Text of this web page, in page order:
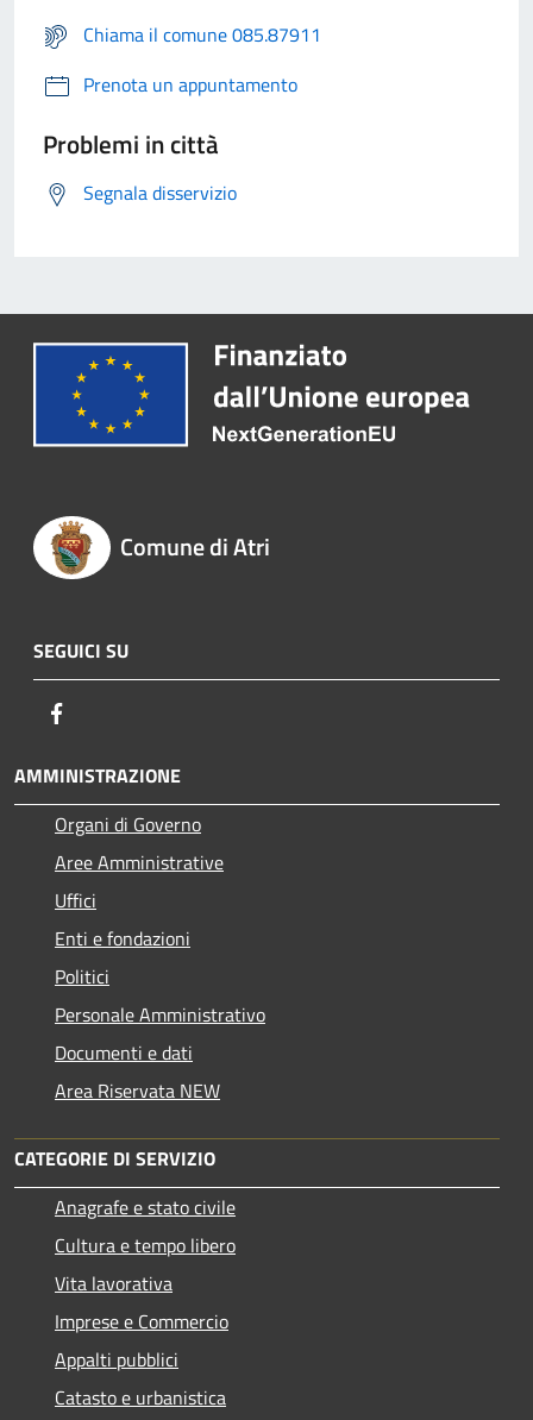
Chiama il comune 085.87911
Prenota un appuntamento
Problemi in città
Segnala disservizio
Comune di Atri
SEGUICI SU
AMMINISTRAZIONE
Organi di Governo
Aree Amministrative
Uffici
Enti e fondazioni
Politici
Personale Amministrativo
Documenti e dati
Area Riservata NEW
CATEGORIE DI SERVIZIO
Anagrafe e stato civile
Cultura e tempo libero
Vita lavorativa
Imprese e Commercio
Appalti pubblici
Catasto e urbanistica